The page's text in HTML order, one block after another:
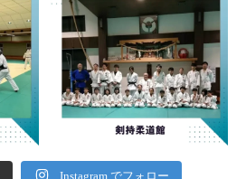
Instagram でフォロー